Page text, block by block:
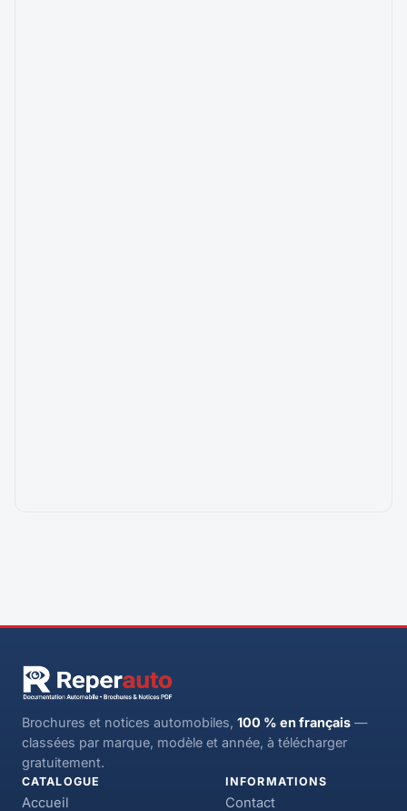
Brochures et notices automobiles, 100 % en français —
classées par marque, modèle et année, à télécharger
gratuitement.
CATALOGUE
Accueil
INFORMATIONS
Contact